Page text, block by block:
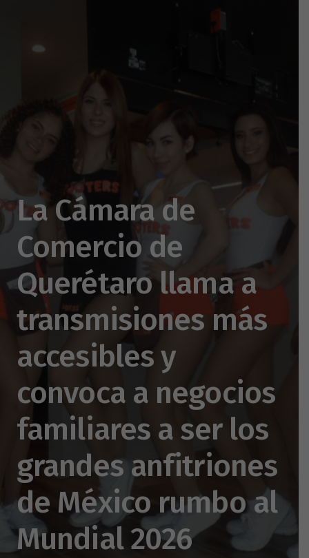
La Cámara de
Comercio de
Querétaro llama a
transmisiones más
accesibles y
convoca a negocios
familiares a ser los
grandes anfitriones
de México rumbo al
Mundial 2026